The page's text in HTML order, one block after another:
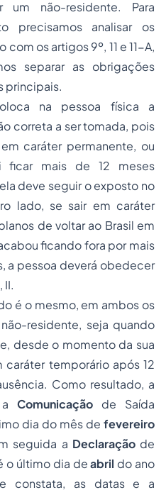
não-residente. Para
precisamos analisar os
os artigos 9º, 11 e 11-A,
separar as obrigações
principais.
na pessoa física a
correta a ser tomada, pois
caráter permanente, ou
ficar mais de 12 meses
deve seguir o exposto no
lado, se sair em caráter
de voltar ao Brasil em
ficando fora por mais
a pessoa deverá obedecer
II.
é o mesmo, em ambos os
residente, seja quando
desde o momento da sua
caráter temporário após 12
Como resultado, a
Comunicação de Saída
dia do mês de fevereiro
seguida a Declaraçãode
o último dia deabril do ano
constata, as datas e a